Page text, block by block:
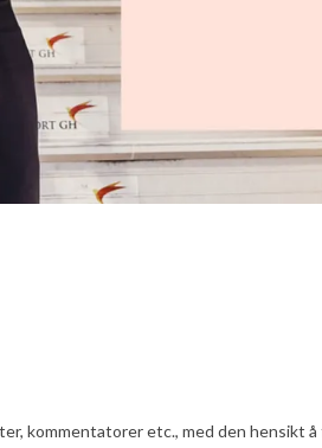
kommentatorer etc., med den